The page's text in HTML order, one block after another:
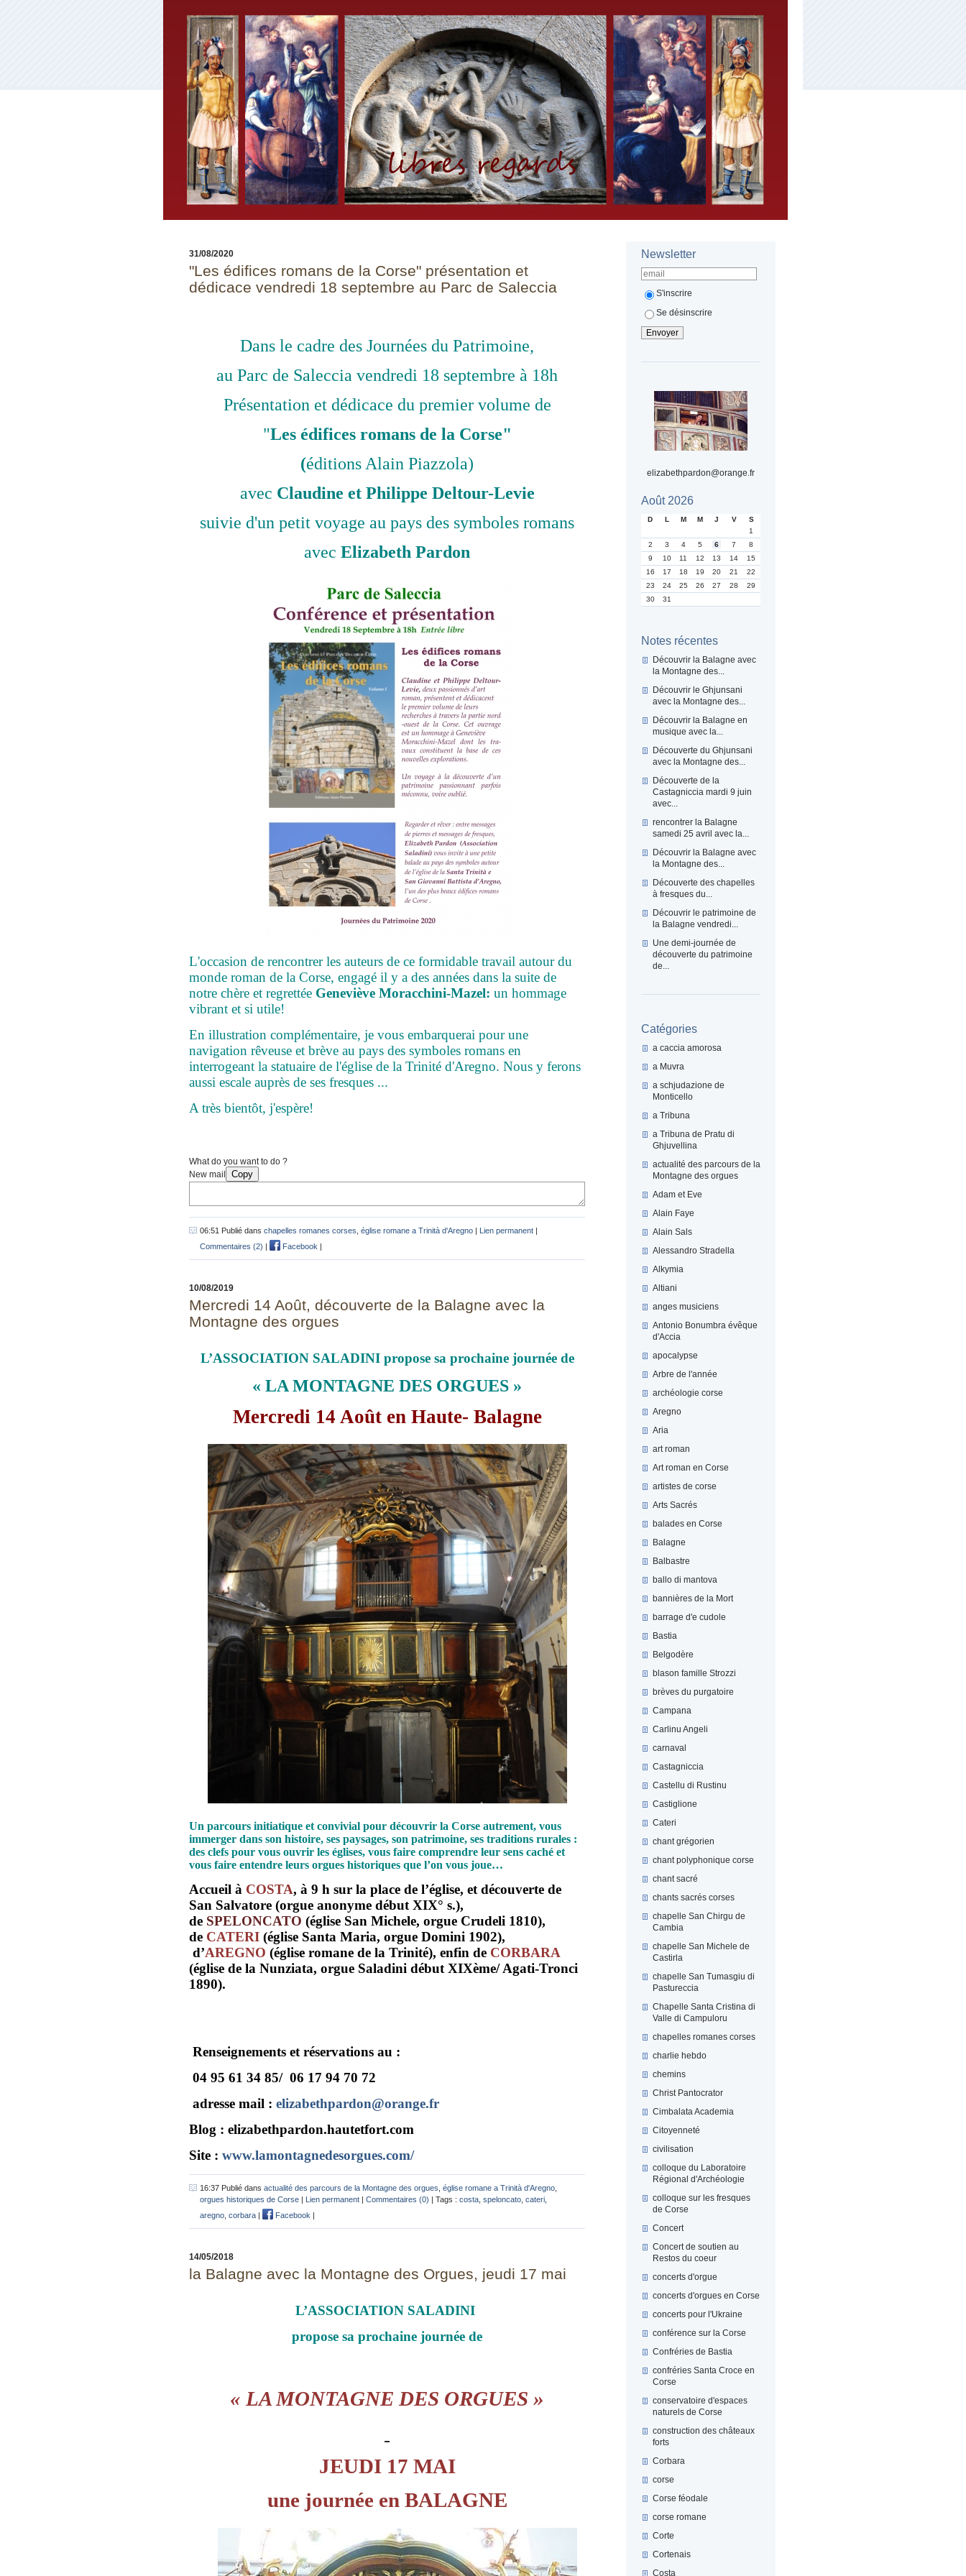
Newsletter
S'inscrire
Se désinscrire
elizabethpardon@orange.fr
Août 2026
D L M M J V
S
1
2
3 4 5 6 7
8
9
10 11 12 13 14
15
16
17 18 19 20 21
22
23
24 25 26 27 28
29
30
31
Notes récentes
Découvrir la Balagne avec
la Montagne des...
Découvrir le Ghjunsani
avec la Montagne des...
Découvrir la Balagne en
musique avec la...
Découverte du Ghjunsani
avec la Montagne des...
Découverte de la
Castagniccia mardi 9 juin
avec...
rencontrer la Balagne
samedi 25 avril avec la...
Découvrir la Balagne avec
la Montagne des...
Découverte des chapelles
à fresques du...
Découvrir le patrimoine de
la Balagne vendredi...
Une demi-journée de
découverte du patrimoine
de...
Catégories
a caccia amorosa
a Muvra
a schjudazione de
Monticello
a Tribuna
a Tribuna de Pratu di
Ghjuvellina
actualité des parcours de la
Montagne des orgues
Adam et Eve
Alain Faye
Alain Sals
Alessandro Stradella
Alkymia
Altiani
anges musiciens
Antonio Bonumbra évêque
d'Accia
apocalypse
Arbre de l'année
archéologie corse
Aregno
Aria
art roman
Art roman en Corse
artistes de corse
Arts Sacrés
balades en Corse
Balagne
Balbastre
ballo di mantova
bannières de la Mort
barrage d'e cudole
Bastia
Belgodère
blason famille Strozzi
brèves du purgatoire
Campana
Carlinu Angeli
carnaval
Castagniccia
Castellu di Rustinu
Castiglione
Cateri
chant grégorien
chant polyphonique corse
chant sacré
chants sacrés corses
chapelle San Chirgu de
Cambia
chapelle San Michele de
Castirla
chapelle San Tumasgiu di
Pastureccia
Chapelle Santa Cristina di
Valle di Campuloru
chapelles romanes corses
charlie hebdo
chemins
Christ Pantocrator
Cimbalata Academia
Citoyenneté
civilisation
colloque du Laboratoire
Régional d'Archéologie
colloque sur les fresques
de Corse
Concert
Concert de soutien au
Restos du coeur
concerts d'orgue
concerts d'orgues en Corse
concerts pour l'Ukraine
conférence sur la Corse
Confréries de Bastia
confréries Santa Croce en
Corse
conservatoire d'espaces
naturels de Corse
construction des châteaux
forts
Corbara
corse
Corse féodale
corse romane
Corte
Cortenais
Costa
31/08/2020
"Les édifices romans de la Corse" présentation et
dédicace vendredi 18 septembre au Parc de Saleccia
Dans le cadre des Journées du Patrimoine,
au Parc de Saleccia vendredi 18 septembre à 18h
Présentation et dédicace du premier volume de
"Les édifices romans de la Corse"
(éditions Alain Piazzola)
avec Claudine et Philippe Deltour-Levie
suivie d'un petit voyage au pays des symboles romans
avec Elizabeth Pardon
L'occasion de rencontrer les auteurs de ce formidable travail autour du
monde roman de la Corse, engagé il y a des années dans la suite de
notre chère et regrettée Geneviève Moracchini-Mazel: un hommage
vibrant et si utile!
En illustration complémentaire, je vous embarquerai pour une
navigation rêveuse et brève au pays des symboles romans en
interrogeant la statuaire de l'église de la Trinité d'Aregno. Nous y ferons
aussi escale auprès de ses fresques ...
A très bientôt, j'espère!
What do you want to do ?
New mail
Copy
06:51 Publié dans chapelles romanes corses église romane a Trinità d'Aregno | Lien permanent |
Commentaires (2) | Facebook |
10/08/2019
Mercredi 14 Août, découverte de la Balagne avec la
Montagne des orgues
L’ASSOCIATION SALADINI propose sa prochaine journée de
« LA MONTAGNE DES ORGUES »
Mercredi 14 Août en Haute- Balagne
Un parcours initiatique et convivial pour découvrir la Corse autrement, vous
immerger dans son histoire, ses paysages, son patrimoine, ses traditions rurales :
des clefs pour vous ouvrir les églises, vous faire comprendre leur sens caché et
vous faire entendre leurs orgues historiques que l’on vous joue…
Accueil à COSTA, à 9 h sur la place de l’église, et découverte de
San Salvatore (orgue anonyme début XIX° s.),
de SPELONCATO (église San Michele, orgue Crudeli 1810),
de CATERI (église Santa Maria, orgue Domini 1902),
d’AREGNO (église romane de la Trinité), enfin de CORBARA
(église de la Nunziata, orgue Saladini début XIXème/ Agati-Tronci
1890).
Renseignements et réservations au :
04 95 61 34 85/ 06 17 94 70 72
adresse mail : elizabethpardon@orange.fr
Blog : elizabethpardon.hautetfort.com
Site : www.lamontagnedesorgues.com/
16:37 Publié dans actualité des parcours de la Montagne des orgues église romane a Trinità d'Aregno
orgues historiques de Corse | Lien permanent | Commentaires (0) | Tags : costa speloncato cateri
aregno corbara | Facebook |
14/05/2018
la Balagne avec la Montagne des Orgues, jeudi 17 mai
L’ASSOCIATION SALADINI
propose sa prochaine journée de
« LA MONTAGNE DES ORGUES »
JEUDI 17 MAI
une journée en BALAGNE